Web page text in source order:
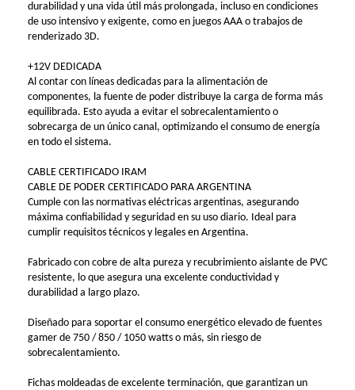
durabilidad y una vida útil más prolongada, incluso en condiciones
de uso intensivo y exigente, como en juegos AAA o trabajos de
renderizado 3D.
+12V DEDICADA
Al contar con líneas dedicadas para la alimentación de
componentes, la fuente de poder distribuye la carga de forma más
equilibrada. Esto ayuda a evitar el sobrecalentamiento o
sobrecarga de un único canal, optimizando el consumo de energía
en todo el sistema.
CABLE CERTIFICADO IRAM
CABLE DE PODER CERTIFICADO PARA ARGENTINA
Cumple con las normativas eléctricas argentinas, asegurando
máxima confiabilidad y seguridad en su uso diario. Ideal para
cumplir requisitos técnicos y legales en Argentina.
Fabricado con cobre de alta pureza y recubrimiento aislante de PVC
resistente, lo que asegura una excelente conductividad y
durabilidad a largo plazo.
Diseñado para soportar el consumo energético elevado de fuentes
gamer de 750 / 850 / 1050 watts o más, sin riesgo de
sobrecalentamiento.
Fichas moldeadas de excelente terminación, que garantizan un